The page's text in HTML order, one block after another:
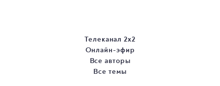
Телеканал 2х2
Онлайн-эфир
Все авторы
Все темы